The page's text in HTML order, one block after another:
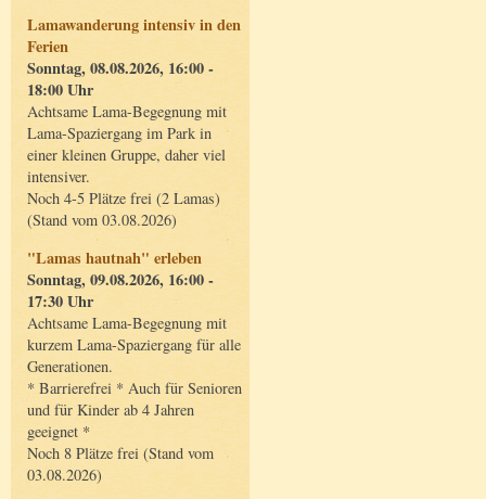
Lamawanderung intensiv in den
Ferien
Sonntag, 08.08.2026, 16:00 -
18:00 Uhr
Achtsame Lama-Begegnung mit
Lama-Spaziergang im Park in
einer kleinen Gruppe, daher viel
intensiver.
Noch 4-5 Plätze frei (2 Lamas)
(Stand vom 03.08.2026)
"Lamas hautnah" erleben
Sonntag, 09.08.2026, 16:00 -
17:30 Uhr
Achtsame Lama-Begegnung mit
kurzem Lama-Spaziergang für alle
Generationen.
* Barrierefrei * Auch für Senioren
und für Kinder ab 4 Jahren
geeignet *
Noch 8 Plätze frei (Stand vom
03.08.2026)